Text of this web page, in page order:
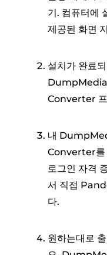
기. 컴퓨터에
제공된 화면
설치가 완료
Converter
내
Converter를
로그인 자격
서 직접
다.
원하는대로